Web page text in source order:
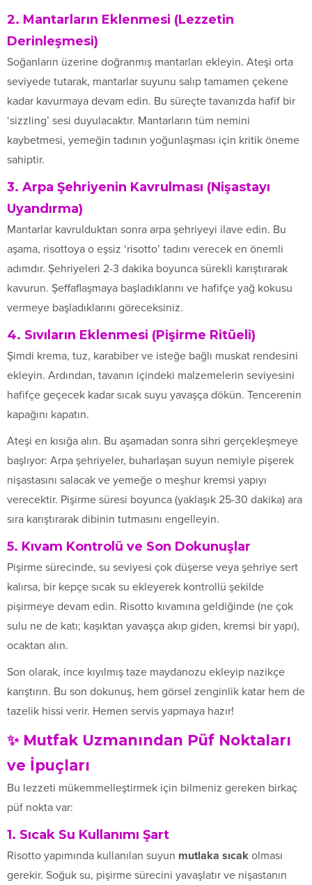
2. Mantarların Eklenmesi (Lezzetin
Derinleşmesi)
Soğanların üzerine doğranmış mantarları ekleyin. Ateşi orta
seviyede tutarak, mantarlar suyunu salıp tamamen çekene
kadar kavurmaya devam edin. Bu süreçte tavanızda hafif bir
‘sizzling’ sesi duyulacaktır. Mantarların tüm nemini
kaybetmesi, yemeğin tadının yoğunlaşması için kritik öneme
sahiptir.
3. Arpa Şehriyenin Kavrulması (Nişastayı
Uyandırma)
Mantarlar kavrulduktan sonra arpa şehriyeyi ilave edin. Bu
aşama, risottoya o eşsiz ‘risotto’ tadını verecek en önemli
adımdır. Şehriyeleri 2-3 dakika boyunca sürekli karıştırarak
kavurun. Şeffaflaşmaya başladıklarını ve hafifçe yağ kokusu
vermeye başladıklarını göreceksiniz.
4. Sıvıların Eklenmesi (Pişirme Ritüeli)
Şimdi krema, tuz, karabiber ve isteğe bağlı muskat rendesini
ekleyin. Ardından, tavanın içindeki malzemelerin seviyesini
hafifçe geçecek kadar sıcak suyu yavaşça dökün. Tencerenin
kapağını kapatın.
Ateşi en kısığa alın. Bu aşamadan sonra sihri gerçekleşmeye
başlıyor: Arpa şehriyeler, buharlaşan suyun nemiyle pişerek
nişastasını salacak ve yemeğe o meşhur kremsi yapıyı
verecektir. Pişirme süresi boyunca (yaklaşık 25-30 dakika) ara
sıra karıştırarak dibinin tutmasını engelleyin.
5. Kıvam Kontrolü ve Son Dokunuşlar
Pişirme sürecinde, su seviyesi çok düşerse veya şehriye sert
kalırsa, bir kepçe sıcak su ekleyerek kontrollü şekilde
pişirmeye devam edin. Risotto kıvamına geldiğinde (ne çok
sulu ne de katı; kaşıktan yavaşça akıp giden, kremsi bir yapı),
ocaktan alın.
Son olarak, ince kıyılmış taze maydanozu ekleyip nazikçe
karıştırın. Bu son dokunuş, hem görsel zenginlik katar hem de
tazelik hissi verir. Hemen servis yapmaya hazır!
✨ Mutfak Uzmanından Püf Noktaları
ve İpuçları
Bu lezzeti mükemmelleştirmek için bilmeniz gereken birkaç
püf nokta var:
1. Sıcak Su Kullanımı Şart
Risotto yapımında kullanılan suyun mutlaka sıcak olması
gerekir. Soğuk su, pişirme sürecini yavaşlatır ve nişastanın